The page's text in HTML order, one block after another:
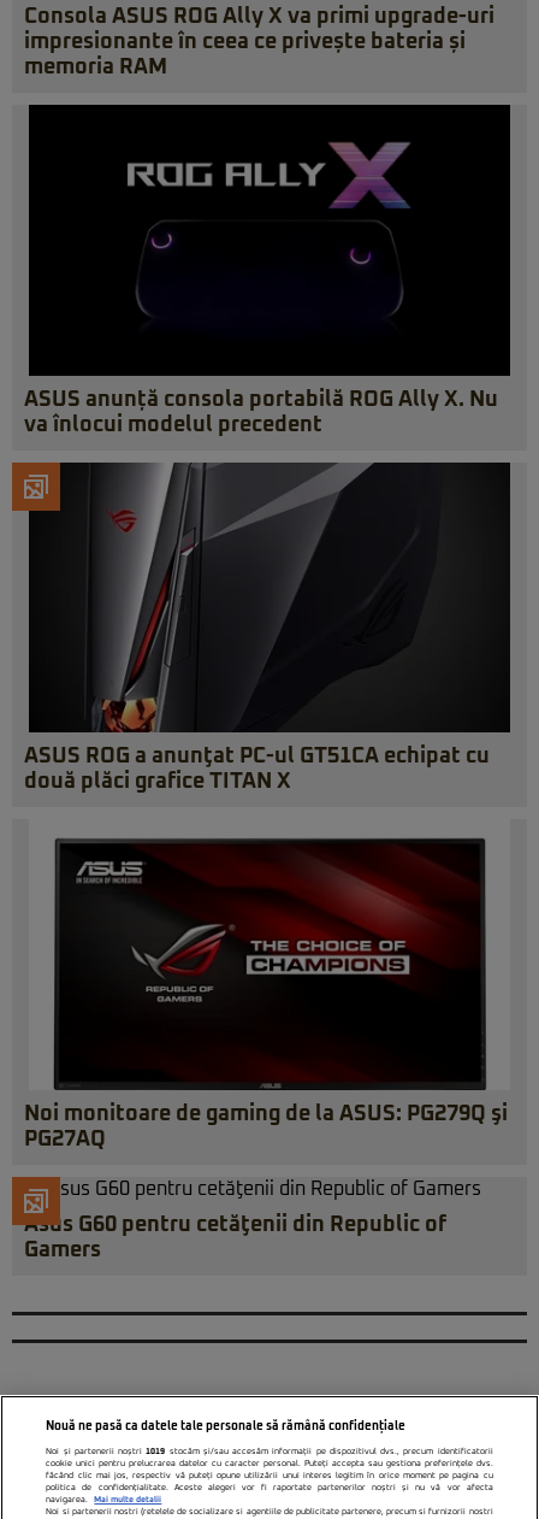
Consola ASUS ROG Ally X va primi upgrade-uri
impresionante în ceea ce privește bateria și
memoria RAM
ASUS anunță consola portabilă ROG Ally X. Nu
va înlocui modelul precedent
ASUS ROG a anunţat PC-ul GT51CA echipat cu
două plăci grafice TITAN X
Noi monitoare de gaming de la ASUS: PG279Q şi
PG27AQ
Asus G60 pentru cetăţenii din Republic of
Gamers
Nouă ne pasă ca datele tale personale să rămână confidențiale
Noi și partenerii noștri1019 stocăm și/sau accesăm informații pe dispozitivul dvs., precum identificatorii
cookie unici pentru prelucrarea datelor cu caracter personal. Puteți accepta sau gestiona preferințele dvs.
făcând clic mai jos, respectiv vă puteți opune utilizării unui interes legitim în orice moment pe pagina cu
politica de confidențialitate. Aceste alegeri vor fi raportate partenerilor noștri și nu vă vor afecta
navigarea.
Mai multe detalii
Noi si partenerii nostri (retelele de socializare si agentiile de publicitate partenere, precum si furnizorii nostri